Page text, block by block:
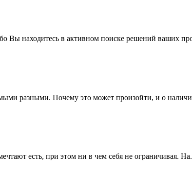
Вы находитесь в активном поиске решений ваших
разными. Почему это может произойти, и о
есть, при этом ни в чем себя не ограничивая.